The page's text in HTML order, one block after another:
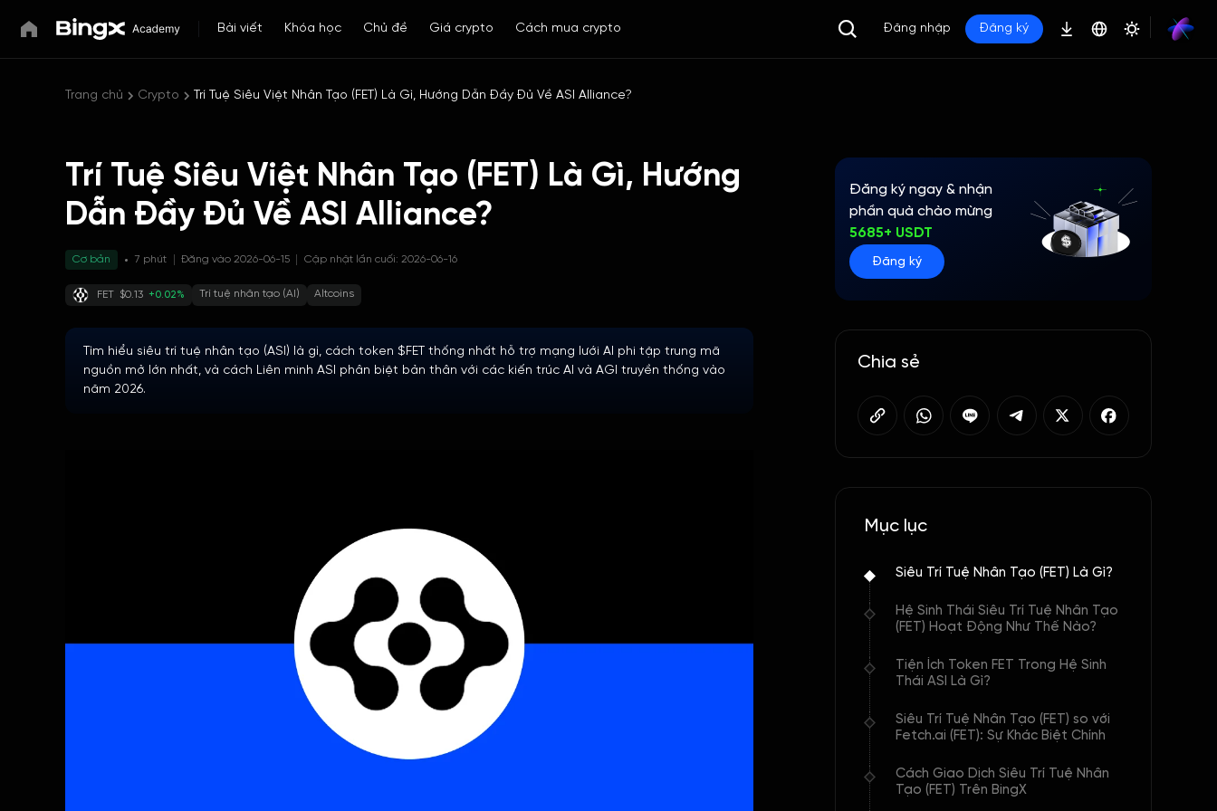
Bài viết Khóa học Chủ đề Giá crypto Cách mua crypto Đăng nhập Đăng ký
Trang chủ Crypto Trí Tuệ Siêu Việt Nhân Tạo (FET) Là Gì, Hướng Dẫn Đầy Đủ Về ASI Alliance?
Trí Tuệ Siêu Việt Nhân Tạo (FET) Là Gì, Hướng
Dẫn Đầy Đủ Về ASI Alliance?
Cơ bản 7 phút Đăng vào 2026-06-15 Cập nhật lần cuối: 2026-06-16
FET $0.13 +0.02% Trí tuệ nhân tạo (AI) Altcoins
Tìm hiểu siêu trí tuệ nhân tạo (ASI) là gì, cách token $FET thống nhất hỗ trợ mạng lưới AI phi tập trung mã
nguồn mở lớn nhất, và cách Liên minh ASI phân biệt bản thân với các kiến trúc AI và AGI truyền thống vào
năm 2026.
Đăng ký ngay & nhận
phần quà chào mừng
5685+ USDT
Đăng ký
Chia sẻ
Mục lục
Siêu Trí Tuệ Nhân Tạo (FET) Là Gì?
Hệ Sinh Thái Siêu Trí Tuệ Nhân Tạo
(FET) Hoạt Động Như Thế Nào?
Tiện Ích Token FET Trong Hệ Sinh
Thái ASI Là Gì?
Siêu Trí Tuệ Nhân Tạo (FET) so với
Fetch.ai (FET): Sự Khác Biệt Chính
Cách Giao Dịch Siêu Trí Tuệ Nhân
Tạo (FET) Trên BingX